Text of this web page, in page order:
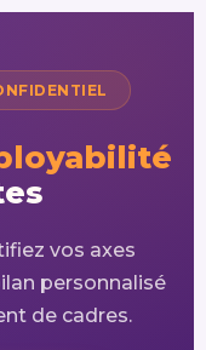
vos axes
personnalisé
de cadres.